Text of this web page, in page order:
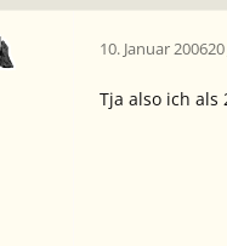
10. Januar 200620
Tja also ich